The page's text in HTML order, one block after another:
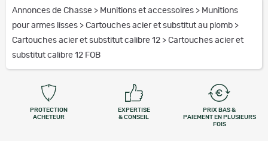
Annonces de Chasse > Munitions et accessoires > Munitions
pour armes lisses > Cartouches acier et substitut au plomb >
Cartouches acier et substitut calibre 12 > Cartouches acier et
substitut calibre 12 FOB
PROTECTION
ACHETEUR
EXPERTISE
& CONSEIL
PRIX BAS &
PAIEMENT EN PLUSIEURS
FOIS